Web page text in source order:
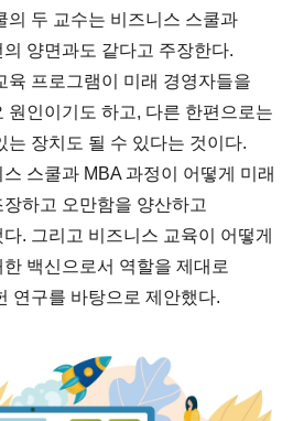
의 두 교수는 비즈니스 스쿨과
양면과도 같다고 주장한다.
육 프로그램이 미래 경영자들을
원인이기도 하고, 다른 한편으로는
는 장치도 될 수 있다는 것이다.
스쿨과 MBA 과정이 어떻게 미래
하고 오만함을 양산하고
. 그리고 비즈니스 교육이 어떻게
백신으로서 역할을 제대로
연구를 바탕으로 제안했다.